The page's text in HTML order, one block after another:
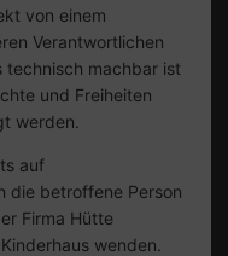
von einem
Verantwortlichen
machbar ist
und Freiheiten
werden.
auf
die betroffene Person
Firma Hütte
wenden.